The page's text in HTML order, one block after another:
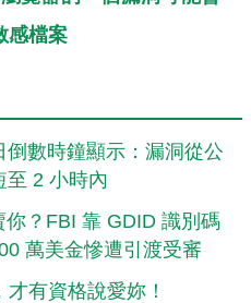
感檔案
數時鐘顯示：漏洞從公
至 2 小時內
？FBI 靠 GDID 識別碼
萬美金慘遭引渡受審
有資格說愛妳！